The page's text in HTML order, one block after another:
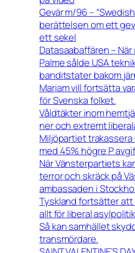
Gevär m/96 –
berättelsen om ett
ett sekel
Datasaabaffären –
Palme sålde USA
banditstater bakom
Mariam vill fortsätta
för Svenska folket.
Våldtäkter inom
ner och extremt
Miljöpartiet
med 45% högre P
När Vänsterpartiets
terror och skräck på
ambassaden i
Tyskland fortsätter
allt för liberal
Så kan samhället
transmördare.